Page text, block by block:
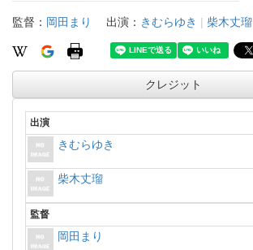
監督： 岡田まり 出演： きむらゆき | 柴木丈瑠
クレジット
出演
きむらゆき
柴木丈瑠
監督
岡田まり